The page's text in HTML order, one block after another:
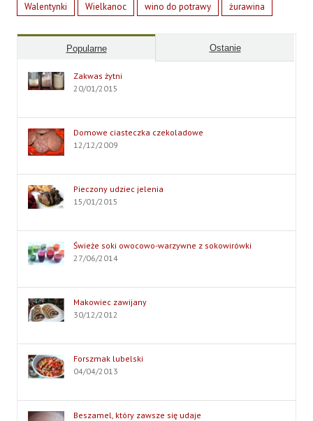
Walentynki
Wielkanoc wino do potrawy żurawina
Popularne Ostanie
Zakwas żytni
20/01/2015
Domowe ciasteczka czekoladowe
12/12/2009
Pieczony udziec jelenia
15/01/2015
Świeże soki owocowo-warzywne z sokowirówki
27/06/2014
Makowiec zawijany
30/12/2012
Forszmak lubelski
04/04/2013
Beszamel, który zawsze się udaje